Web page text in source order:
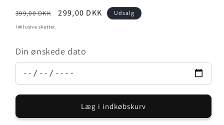
Normalpris
399,00 DKK Udsalgspris
299,00 DKK Udsalg
Inklusive skatter.
Din ønskede dato
Læg i indkøbskurv